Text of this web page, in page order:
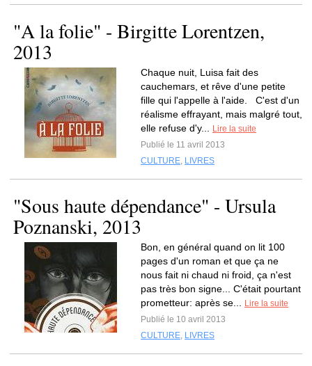
"A la folie" - Birgitte Lorentzen,
2013
Chaque nuit, Luisa fait des
cauchemars, et rêve d'une petite
fille qui l'appelle à l'aide. C'est d'un
réalisme effrayant, mais malgré tout,
elle refuse d'y...
Lire la suite
Publié le 11 avril 2013
CULTURE, LIVRES
"Sous haute dépendance" - Ursula
Poznanski, 2013
Bon, en général quand on lit 100
pages d'un roman et que ça ne
nous fait ni chaud ni froid, ça n'est
pas très bon signe... C'était pourtant
prometteur: après se...
Lire la suite
Publié le 10 avril 2013
CULTURE, LIVRES